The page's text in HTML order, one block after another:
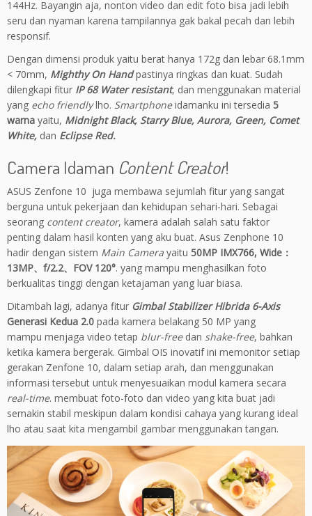
144Hz. Bayangin aja, nonton video dan edit foto bisa jadi lebih
seru dan nyaman karena tampilannya gak bakal pecah dan lebih
responsif.
Dengan dimensi produk yaitu berat hanya 172g dan lebar 68.1mm
< 70mm, Mighthy On Handpastinya ringkas dan kuat. Sudah
dilengkapi fitur IP 68 Water resistant, dan menggunakan material
yang echo friendlylho. Smartphoneidamanku ini tersedia 5
warna yaitu, Midnight Black, Starry Blue, Aurora, Green, Comet
White, dan Eclipse Red.
Camera Idaman Content Creator!
ASUS Zenfone 10 juga membawa sejumlah fitur yang sangat
berguna untuk pekerjaan dan kehidupan sehari-hari. Sebagai
seorang content creator, kamera adalah salah satu faktor
penting dalam hasil konten yang aku buat. Asus Zenphone 10
hadir dengan sistem Main Camera yaitu 50MP IMX766, Wide：
13MP、f/2.2、FOV 120°. yang mampu menghasilkan foto
berkualitas tinggi dengan ketajaman yang luar biasa.
Ditambah lagi, adanya fitur Gimbal StabilizerHibrida6-Axis
Generasi Kedua 2.0 pada kamera belakang 50 MP yang
mampu menjaga videotetap blur-freedan shake-free, bahkan
ketika kamera bergerak. Gimbal OIS inovatif ini memonitor setiap
gerakan Zenfone 10, dalam setiap arah, dan menggunakan
informasi tersebut untuk menyesuaikan modul kamera secara
real-time. membuat foto-foto dan video yang kita buat jadi
semakin stabil meskipun dalam kondisi cahaya yang kurang ideal
lho atau saat kita mengambil gambar menggunakan tangan.